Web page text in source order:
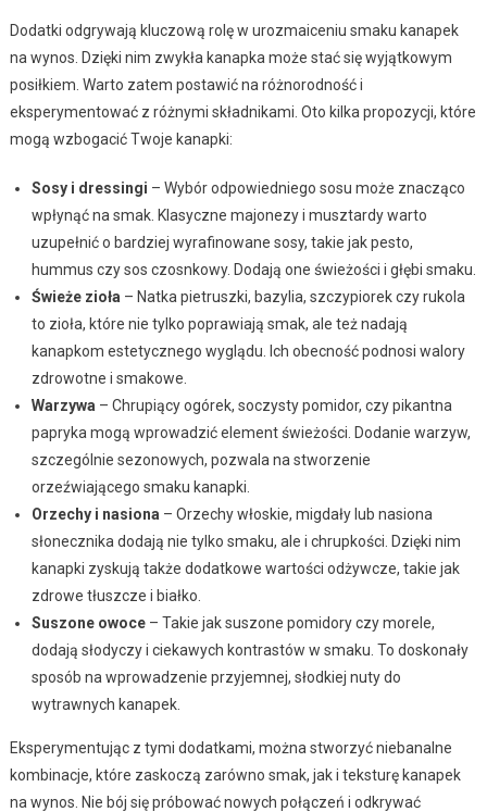
Dodatki odgrywają kluczową rolę w urozmaiceniu smaku kanapek
na wynos. Dzięki nim zwykła kanapka może stać się wyjątkowym
posiłkiem. Warto zatem postawić na różnorodność i
eksperymentować z różnymi składnikami. Oto kilka propozycji, które
mogą wzbogacić Twoje kanapki:
Sosy i dressingi – Wybór odpowiedniego sosu może znacząco
wpłynąć na smak. Klasyczne majonezy i musztardy warto
uzupełnić o bardziej wyrafinowane sosy, takie jak pesto,
hummus czy sos czosnkowy. Dodają one świeżości i głębi smaku.
Świeże zioła – Natka pietruszki, bazylia, szczypiorek czy rukola
to zioła, które nie tylko poprawiają smak, ale też nadają
kanapkom estetycznego wyglądu. Ich obecność podnosi walory
zdrowotne i smakowe.
Warzywa – Chrupiący ogórek, soczysty pomidor, czy pikantna
papryka mogą wprowadzić element świeżości. Dodanie warzyw,
szczególnie sezonowych, pozwala na stworzenie
orzeźwiającego smaku kanapki.
Orzechy i nasiona – Orzechy włoskie, migdały lub nasiona
słonecznika dodają nie tylko smaku, ale i chrupkości. Dzięki nim
kanapki zyskują także dodatkowe wartości odżywcze, takie jak
zdrowe tłuszcze i białko.
Suszone owoce– Takie jak suszone pomidory czy morele,
dodają słodyczy i ciekawych kontrastów w smaku. To doskonały
sposób na wprowadzenie przyjemnej, słodkiej nuty do
wytrawnych kanapek.
Eksperymentując z tymi dodatkami, można stworzyć niebanalne
kombinacje, które zaskoczą zarówno smak, jak i teksturę kanapek
na wynos. Nie bój się próbować nowych połączeń i odkrywać